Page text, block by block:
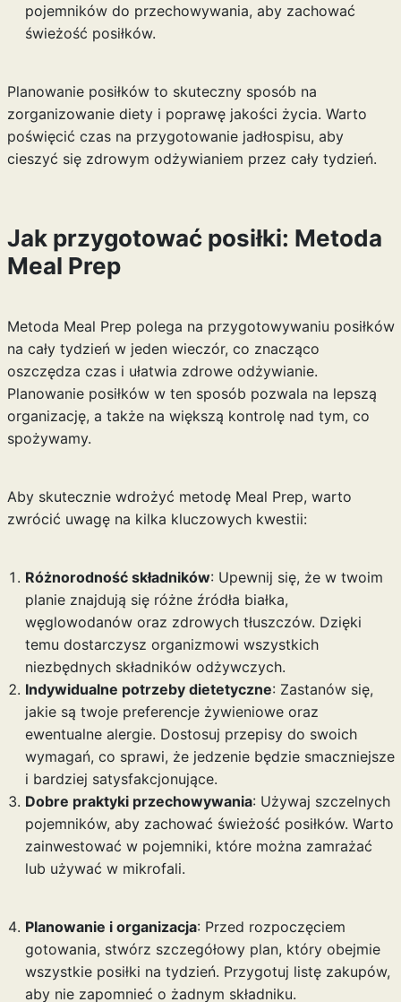
pojemników do przechowywania, aby zachować
świeżość posiłków.
Planowanie posiłków to skuteczny sposób na
zorganizowanie diety i poprawę jakości życia. Warto
poświęcić czas na przygotowanie jadłospisu, aby
cieszyć się zdrowym odżywianiem przez cały tydzień.
Jak przygotować posiłki: Metoda
Meal Prep
Metoda Meal Prep polega na przygotowywaniu posiłków
na cały tydzień w jeden wieczór, co znacząco
oszczędza czas i ułatwia zdrowe odżywianie.
Planowanie posiłków w ten sposób pozwala na lepszą
organizację, a także na większą kontrolę nad tym, co
spożywamy.
Aby skutecznie wdrożyć metodę Meal Prep, warto
zwrócić uwagę na kilka kluczowych kwestii:
Różnorodność składników: Upewnij się, że w twoim
planie znajdują się różne źródła białka,
węglowodanów oraz zdrowych tłuszczów. Dzięki
temu dostarczysz organizmowi wszystkich
niezbędnych składników odżywczych.
Indywidualne potrzeby dietetyczne: Zastanów się,
jakie są twoje preferencje żywieniowe oraz
ewentualne alergie. Dostosuj przepisy do swoich
wymagań, co sprawi, że jedzenie będzie smaczniejsze
i bardziej satysfakcjonujące.
Dobre praktyki przechowywania: Używaj szczelnych
pojemników, aby zachować świeżość posiłków. Warto
zainwestować w pojemniki, które można zamrażać
lub używać w mikrofali.
Planowanie i organizacja: Przed rozpoczęciem
gotowania, stwórz szczegółowy plan, który obejmie
wszystkie posiłki na tydzień. Przygotuj listę zakupów,
aby nie zapomnieć o żadnym składniku.